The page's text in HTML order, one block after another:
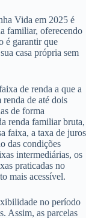
Vida em 2025 é
familiar, oferecendo
é garantir que
casa própria sem
de renda a que a
de até dois
de forma
renda familiar bruta,
faixa, a taxa de juros
das condições
intermediárias, os
praticadas no
mais acessível.
no período
Assim, as parcelas